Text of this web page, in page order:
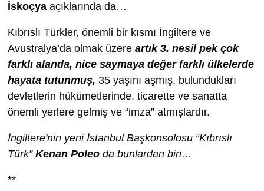
İskoçya açıklarında da…
Kıbrıslı Türkler, önemli bir kısmı İngiltere ve
Avustralya’da olmak üzere artık 3. nesil pek çok
farklı alanda, nice saymaya değer farklı ülkelerde
hayata tutunmuş, 35 yaşını aşmış, bulundukları
devletlerin hükümetlerinde, ticarette ve sanatta
önemli yerlere gelmiş ve “imza” atmışlardır.
İngiltere'nin yeni İstanbul Başkonsolosu “Kıbrıslı
Türk” Kenan Poleo da bunlardan biri…
**